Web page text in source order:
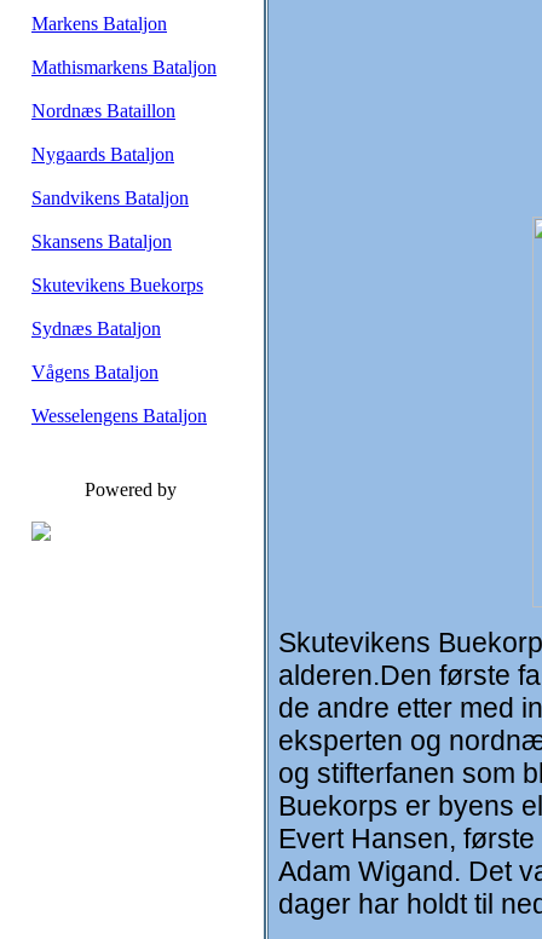
Markens Bataljon
Mathismarkens Bataljon
Nordnæs Bataillon
Nygaards Bataljon
Sandvikens Bataljon
Skansens Bataljon
Skutevikens Buekorps
Sydnæs Bataljon
Vågens Bataljon
Wesselengens Bataljon
Powered by
Skutevikens
alderen.Den første
de andre etter med
eksperten og
og stifterfanen som
Buekorps er byens
Evert Hansen,
Adam Wigand. Det
dager har holdt til